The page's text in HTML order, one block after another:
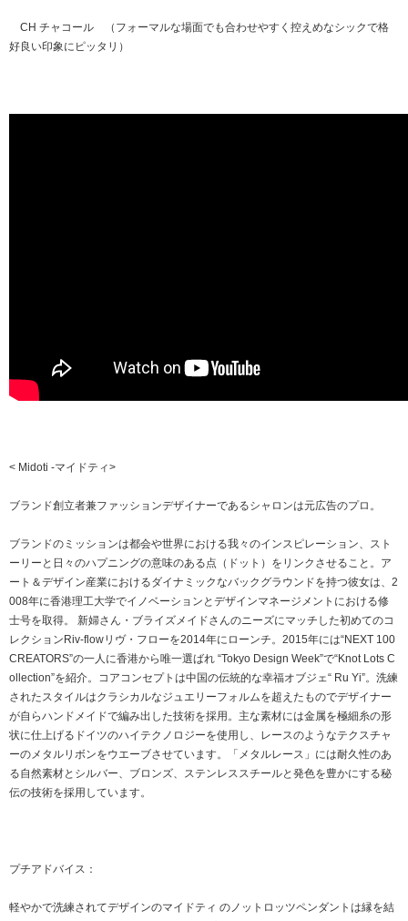
CH チャコール （フォーマルな場面でも合わせやすく控えめなシックで格
好良い印象にピッタリ）
< Midoti -マイドティ>
ブランド創立者兼ファッションデザイナーであるシャロンは元広告のプロ。
ブランドのミッションは都会や世界における我々のインスピレーション、スト
ーリーと日々のハプニングの意味のある点（ドット）をリンクさせること。ア
ート＆デザイン産業におけるダイナミックなバックグラウンドを持つ彼女は、2
008年に香港理工大学でイノベーションとデザインマネージメントにおける修
士号を取得。 新婦さん・ブライズメイドさんのニーズにマッチした初めてのコ
レクションRiv-flowリヴ・フローを2014年にローンチ。2015年には“NEXT 100
CREATORS”の一人に香港から唯一選ばれ “Tokyo Design Week”で“Knot Lots C
ollection”を紹介。コアコンセプトは中国の伝統的な幸福オブジェ“ Ru Yi”。洗練
されたスタイルはクラシカルなジュエリーフォルムを超えたものでデザイナー
が自らハンドメイドで編み出した技術を採用。主な素材には金属を極細糸の形
状に仕上げるドイツのハイテクノロジーを使用し、レースのようなテクスチャ
ーのメタルリボンをウエーブさせています。「メタルレース」には耐久性のあ
る自然素材とシルバー、ブロンズ、ステンレススチールと発色を豊かにする秘
伝の技術を採用しています。
プチアドバイス：
軽やかで洗練されてデザインのマイドティ のノットロッツペンダントは縁を結